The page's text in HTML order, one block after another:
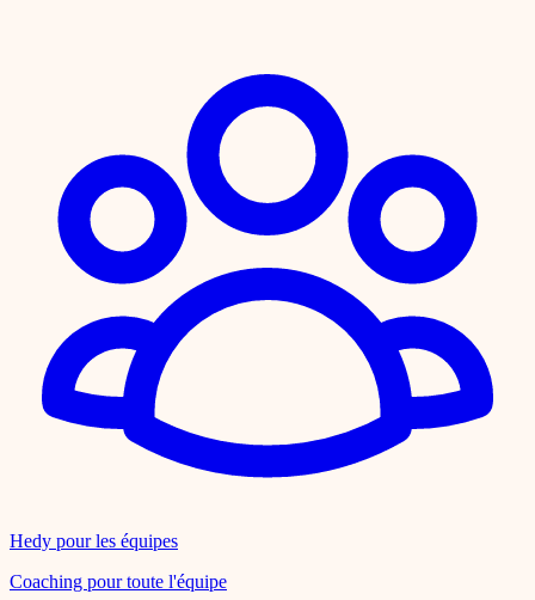
Hedy pour les équipes
Coaching pour toute l'équipe